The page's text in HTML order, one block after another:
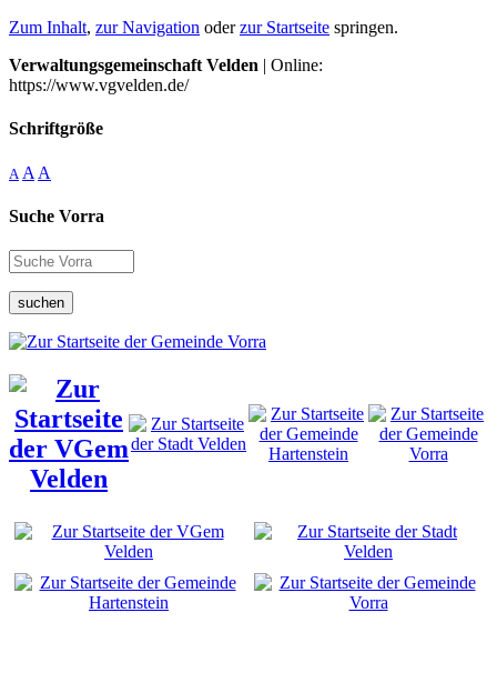
Zum Inhalt, zur Navigation oderzur Startseite springen.
Verwaltungsgemeinschaft Velden | Online:
https://www.vgvelden.de/
Schriftgröße
A A A
Suche Vorra
suchen